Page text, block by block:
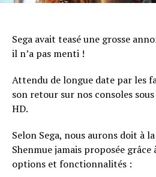
Sega avait teasé une grosse
il n’a pas menti !
Attendu de longue date par les
son retour sur nos consoles
HD.
Selon Sega, nous aurons doit à
Shenmue jamais proposée grâce
options et fonctionnalités :